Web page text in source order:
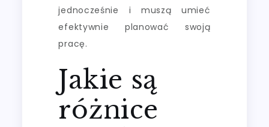
jednocześnie i muszą umieć
efektywnie planować swoją
pracę.
Jakie są
różnice